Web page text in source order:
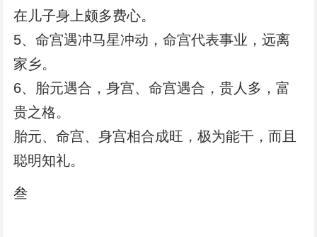
在儿子身上颇多费心。
5、命宫遇冲马星冲动，命宫代表事业，远离
家乡。
6、胎元遇合，身宫、命宫遇合，贵人多，富
贵之格。
胎元、命宫、身宫相合成旺，极为能干，而且
聪明知礼。
叁